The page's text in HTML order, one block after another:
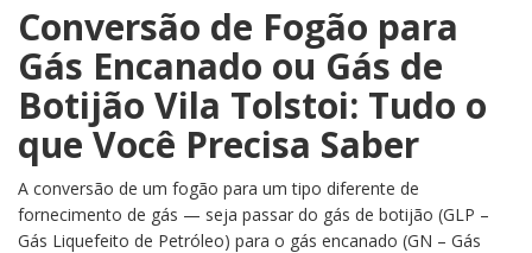
Conversão de Fogão para
Gás Encanado ou Gás de
Botijão Vila Tolstoi: Tudo o
que Você Precisa Saber
A conversão de um fogão para um tipo diferente de
fornecimento de gás — seja passar do gás de botijão (GLP –
Gás Liquefeito de Petróleo) para o gás encanado (GN – Gás